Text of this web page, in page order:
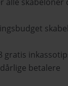
gratis
betalere